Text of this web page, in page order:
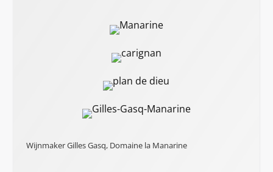
Wijnmaker Gilles Gasq, Domaine la Manarine